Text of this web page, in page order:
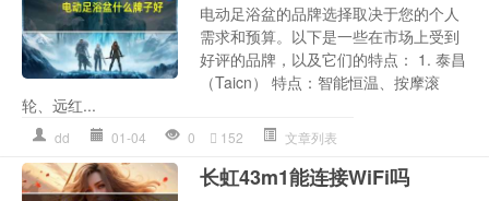
电动足浴盆的品牌选择取决于您的个人
需求和预算。以下是一些在市场上受到
好评的品牌，以及它们的特点： 1. 泰昌
（Taicn） 特点：智能恒温、按摩滚
轮、远红...
dd 01-04 0 152 文章列表
长虹43m1能连接WiFi吗